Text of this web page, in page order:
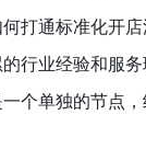
打通标准化开
行业经验和服
个单独的节点